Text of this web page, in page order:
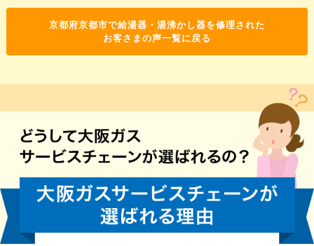
京都府京都市で給湯器・湯沸かし器を修理された
お客さまの声一覧に戻る